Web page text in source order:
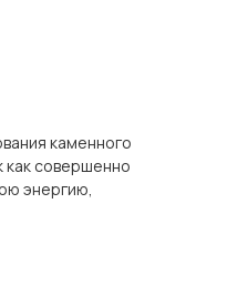
каменного
как совершенно
энергию,